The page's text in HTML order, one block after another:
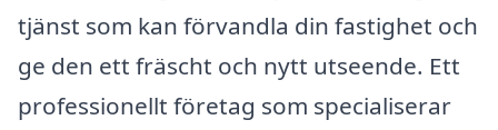
tjänst som kan förvandla din fastighet och
ge den ett fräscht och nytt utseende. Ett
professionellt företag som specialiserar